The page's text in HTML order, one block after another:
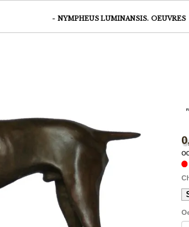
| Tirages sur Papier | Tirage sur verre plexiglass
- NYMPHEUS LUMINANSIS. OEUVRES